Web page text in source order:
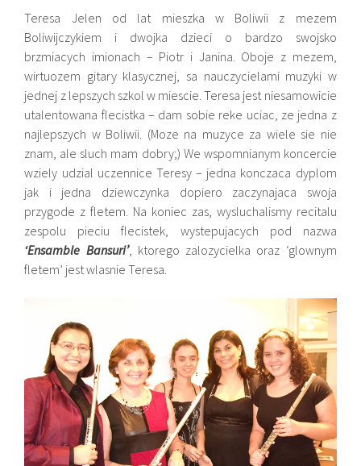
Teresa Jelen od lat mieszka w Boliwii z mezem
Boliwijczykiem i dwojka dzieci o bardzo swojsko
brzmiacych imionach – Piotr i Janina. Oboje z mezem,
wirtuozem gitary klasycznej, sa nauczycielami muzyki w
jednej z lepszych szkol w miescie. Teresa jest niesamowicie
utalentowana flecistka – dam sobie reke uciac, ze jedna z
najlepszych w Boliwii. (Moze na muzyce za wiele sie nie
znam, ale sluch mam dobry;) We wspomnianym koncercie
wziely udzial uczennice Teresy – jedna konczaca dyplom
jak i jedna dziewczynka dopiero zaczynajaca swoja
przygode z fletem. Na koniec zas, wysluchalismy recitalu
zespolu pieciu flecistek, wystepujacych pod nazwa
‘Ensamble Bansuri’, ktorego zalozycielka oraz ‘glownym
fletem’ jest wlasnie Teresa.